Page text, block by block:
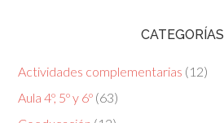
CATEGORÍAS
Actividades complementarias (12)
Aula 4º, 5º y 6º (63)